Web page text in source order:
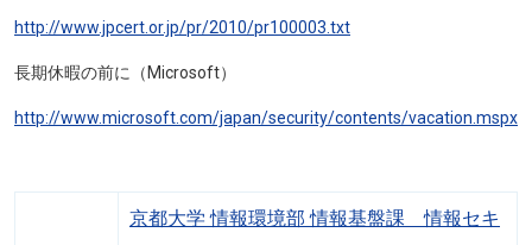
http://www.jpcert.or.jp/pr/2010/pr100003.txt
長期休暇の前に（Microsoft）
http://www.microsoft.com/japan/security/contents/vacation.mspx
京都大学 情報環境部 情報基盤課 情報セキ